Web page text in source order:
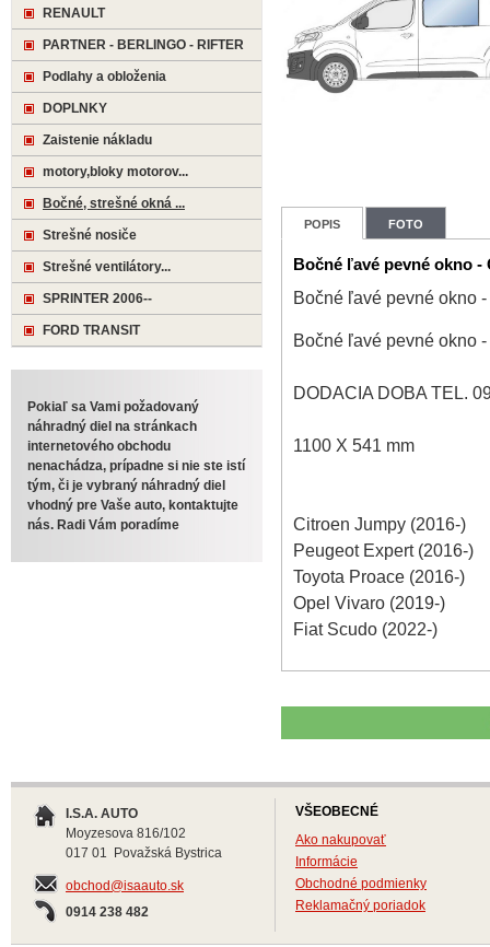
POPIS FOTO
Bočné ľavé pevné okno
Bočné ľavé pevné okno
Bočné ľavé pevné okno
DODACIA DOBA TEL.
1100 X 541 mm
Citroen Jumpy (2016-)
Peugeot Expert (2016-)
Toyota Proace (2016-)
Opel Vivaro (2019-)
Fiat Scudo (2022-)
RENAULT
PARTNER - BERLINGO - RIFTER
Podlahy a obloženia
DOPLNKY
Zaistenie nákladu
motory,bloky motorov...
Bočné, strešné okná ...
Strešné nosiče
Strešné ventilátory...
SPRINTER 2006--
FORD TRANSIT
Pokiaľ sa Vami požadovaný
náhradný diel na stránkach
internetového obchodu
nenachádza, prípadne si nie ste istí
tým, či je vybraný náhradný diel
vhodný pre Vaše auto, kontaktujte
nás. Radi Vám poradíme
I.S.A. AUTO
Moyzesova 816/102
017 01 Považská Bystrica
obchod@isaauto.sk
0914 238 482
VŠEOBECNÉ
Ako nakupovať
Informácie
Obchodné podmienky
Reklamačný poriadok